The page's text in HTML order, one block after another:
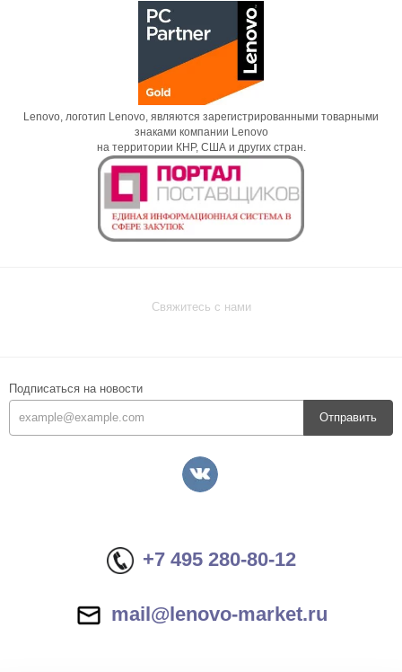
Lenovo, логотип Lenovo, являются зарегистрированными товарными
знаками компании Lenovo
на территории КНР, США и других стран.
Свяжитесь с нами
Подписаться на новости
Отправить
+7 495 280-80-12
mail@lenovo-market.ru